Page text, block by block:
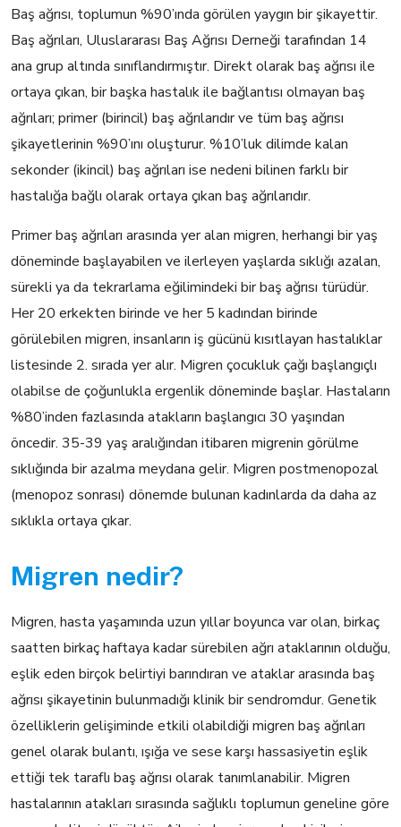
Baş ağrısı, toplumun %90’ında görülen yaygın bir şikayettir.
Baş ağrıları, Uluslararası Baş Ağrısı Derneği tarafından 14
ana grup altında sınıflandırmıştır. Direkt olarak baş ağrısı ile
ortaya çıkan, bir başka hastalık ile bağlantısı olmayan baş
ağrıları; primer (birincil) baş ağrılarıdır ve tüm baş ağrısı
şikayetlerinin %90’ını oluşturur. %10’luk dilimde kalan
sekonder (ikincil) baş ağrıları ise nedeni bilinen farklı bir
hastalığa bağlı olarak ortaya çıkan baş ağrılarıdır.
Primer baş ağrıları arasında yer alan migren, herhangi bir yaş
döneminde başlayabilen ve ilerleyen yaşlarda sıklığı azalan,
sürekli ya da tekrarlama eğilimindeki bir baş ağrısı türüdür.
Her 20 erkekten birinde ve her 5 kadından birinde
görülebilen migren, insanların iş gücünü kısıtlayan hastalıklar
listesinde 2. sırada yer alır. Migren çocukluk çağı başlangıçlı
olabilse de çoğunlukla ergenlik döneminde başlar. Hastaların
%80’inden fazlasında atakların başlangıcı 30 yaşından
öncedir. 35-39 yaş aralığından itibaren migrenin görülme
sıklığında bir azalma meydana gelir. Migren postmenopozal
(menopoz sonrası) dönemde bulunan kadınlarda da daha az
sıklıkla ortaya çıkar.
Migren nedir?
Migren, hasta yaşamında uzun yıllar boyunca var olan, birkaç
saatten birkaç haftaya kadar sürebilen ağrı ataklarının olduğu,
eşlik eden birçok belirtiyi barındıran ve ataklar arasında baş
ağrısı şikayetinin bulunmadığı klinik bir sendromdur. Genetik
özelliklerin gelişiminde etkili olabildiği migren baş ağrıları
genel olarak bulantı, ışığa ve sese karşı hassasiyetin eşlik
ettiği tek taraflı baş ağrısı olarak tanımlanabilir. Migren
hastalarının atakları sırasında sağlıklı toplumun geneline göre